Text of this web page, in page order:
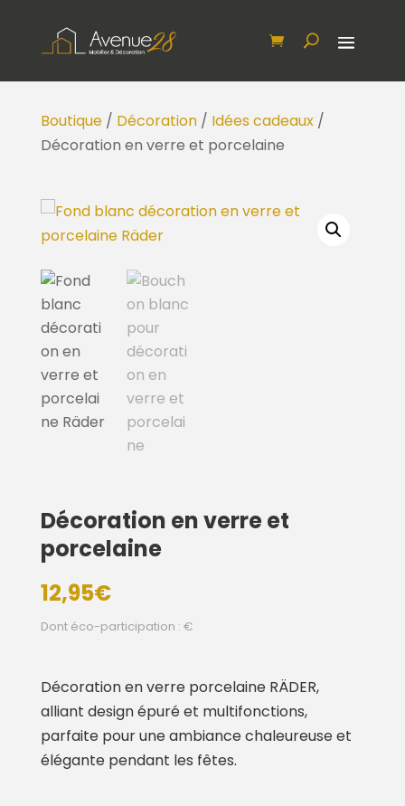
Boutique/ Décoration/ Idées cadeaux/
Décoration en verre et porcelaine
Décoration en verre et
porcelaine
12,95€
Dont éco-participation : €
Décoration en verre porcelaine RÄDER,
alliant design épuré et multifonctions,
parfaite pour une ambiance chaleureuse et
élégante pendant les fêtes.